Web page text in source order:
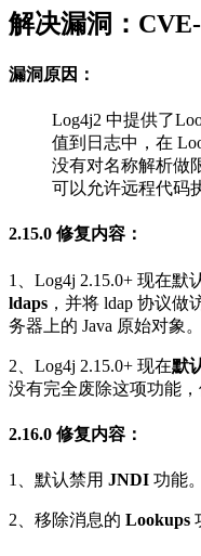
解决漏洞：CVE-
漏洞原因：
Log4j2 中提供了
值到日志中，在
没有对名称解析做
可以允许远程代码
2.15.0 修复内容：
1、Log4j 2.15.0+ 现在默
ldaps ，并将 ldap 协议
务器上的 Java 原始对象。
2、Log4j 2.15.0+ 现在默
没有完全废除这项功能
2.16.0 修复内容：
1、默认禁用 JNDI 功能。
2、移除消息的 Lookups